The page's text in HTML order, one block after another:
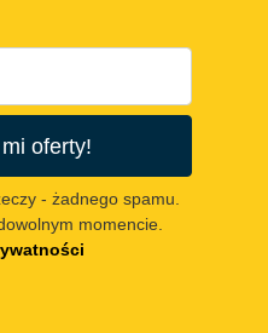
oferty!
- żadnego spamu.
momencie.